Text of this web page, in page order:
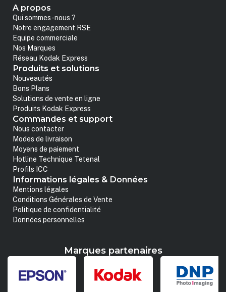
A propos
Qui sommes-nous ?
Notre engagement RSE
Equipe commerciale
Nos Marques
Réseau Kodak Express
Produits et solutions
Nouveautés
Bons Plans
Solutions de vente en ligne
Produits Kodak Express
Commandes et support
Nous contacter
Modes de livraison
Moyens de paiement
Hotline Technique Tetenal
Profils ICC
Informations légales & Données
Mentions légales
Conditions Générales de Vente
Politique de confidentialité
Données personnelles
Marques partenaires